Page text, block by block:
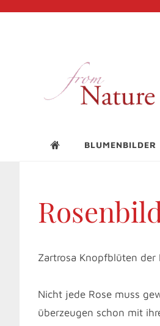
BLUMENBILDER
Zartrosa Knopfblüten der
Nicht jede Rose muss
überzeugen schon mit